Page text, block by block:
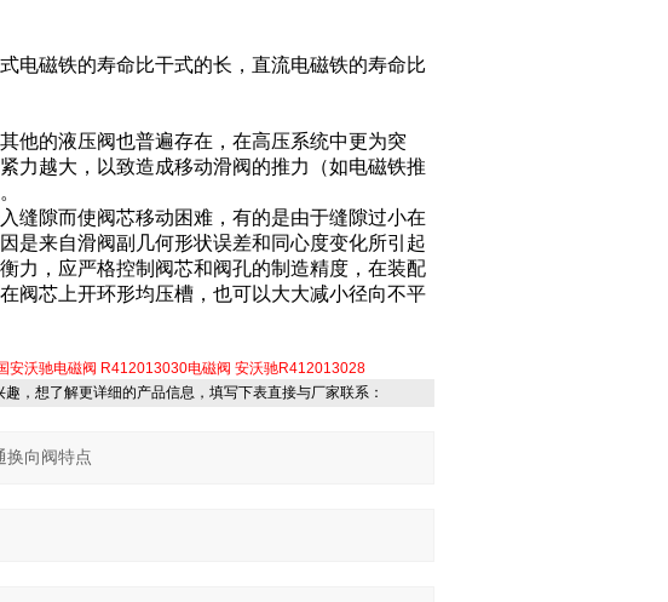
电磁铁的寿命比干式的长，直流电磁铁的寿命比
他的液压阀也普遍存在，在高压系统中更为突
力越大，以致造成移动滑阀的推力（如电磁铁推
缝隙而使阀芯移动困难，有的是由于缝隙过小在
是来自滑阀副几何形状误差和同心度变化所引起
力，应严格控制阀芯和阀孔的制造精度，在装配
阀芯上开环形均压槽，也可以大大减小径向不平
安沃驰电磁阀 R412013030电磁阀 安沃驰R412013028
趣，想了解更详细的产品信息，填写下表直接与厂家联系：